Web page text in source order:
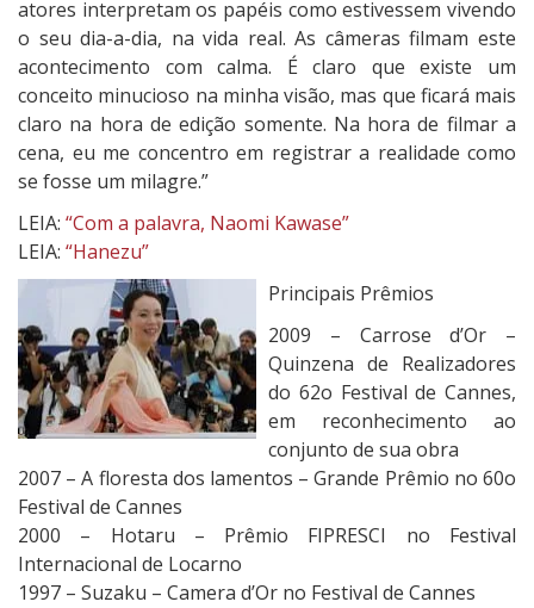
atores interpretam os papéis como estivessem vivendo
o seu dia-a-dia, na vida real. As câmeras filmam este
acontecimento com calma. É claro que existe um
conceito minucioso na minha visão, mas que ficará mais
claro na hora de edição somente. Na hora de filmar a
cena, eu me concentro em registrar a realidade como
se fosse um milagre.”
LEIA: “Com a palavra, Naomi Kawase”
LEIA: “Hanezu”
Principais Prêmios
2009 – Carrose d’Or –
Quinzena de Realizadores
do 62o Festival de Cannes,
em reconhecimento ao
conjunto de sua obra
2007 – A floresta dos lamentos – Grande Prêmio no 60o
Festival de Cannes
2000 – Hotaru – Prêmio FIPRESCI no Festival
Internacional de Locarno
1997 – Suzaku – Camera d’Or no Festival de Cannes